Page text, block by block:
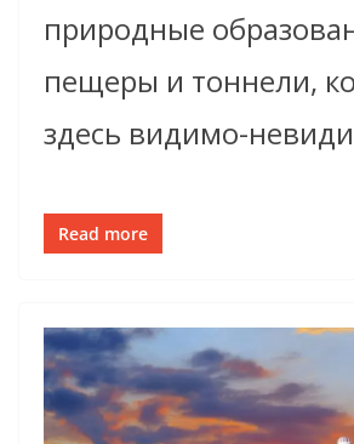
природные
пещеры и тоннели,
здесь видимо-
Read more